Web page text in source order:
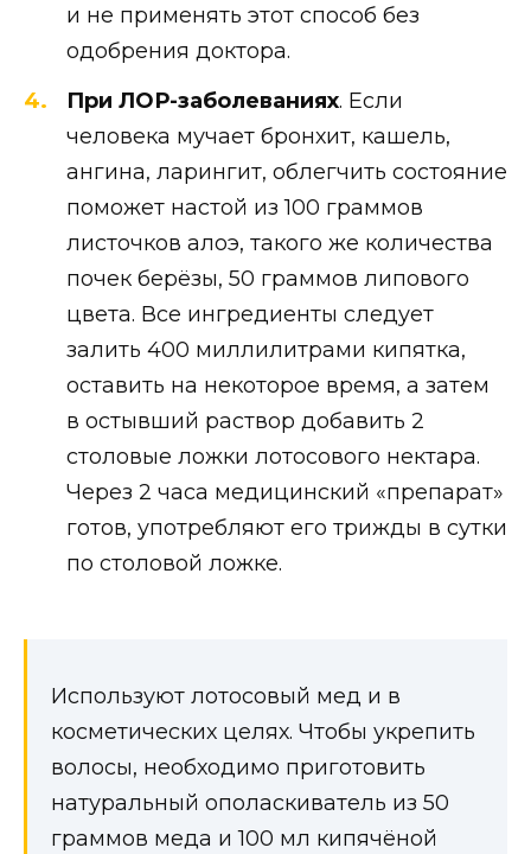
и не применять этот способ без
одобрения доктора.
При ЛОР-заболеваниях. Если
человека мучает бронхит, кашель,
ангина, ларингит, облегчить состояние
поможет настой из 100 граммов
листочков алоэ, такого же количества
почек берёзы, 50 граммов липового
цвета. Все ингредиенты следует
залить 400 миллилитрами кипятка,
оставить на некоторое время, а затем
в остывший раствор добавить 2
столовые ложки лотосового нектара.
Через 2 часа медицинский «препарат»
готов, употребляют его трижды в сутки
по столовой ложке.
Используют лотосовый мед и в
косметических целях. Чтобы укрепить
волосы, необходимо приготовить
натуральный ополаскиватель из 50
граммов меда и 100 мл кипячёной